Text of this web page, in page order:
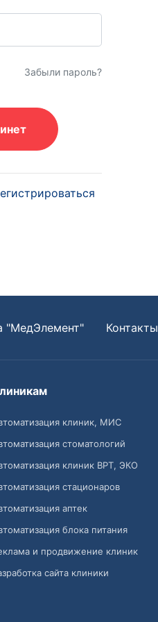
Забыли пароль?
"МедЭлемент" Контакты
клиник, МИС
стоматологий
клиник ВРТ, ЭКО
стационаров
аптек
блока питания
и продвижение клиник
сайта клиники